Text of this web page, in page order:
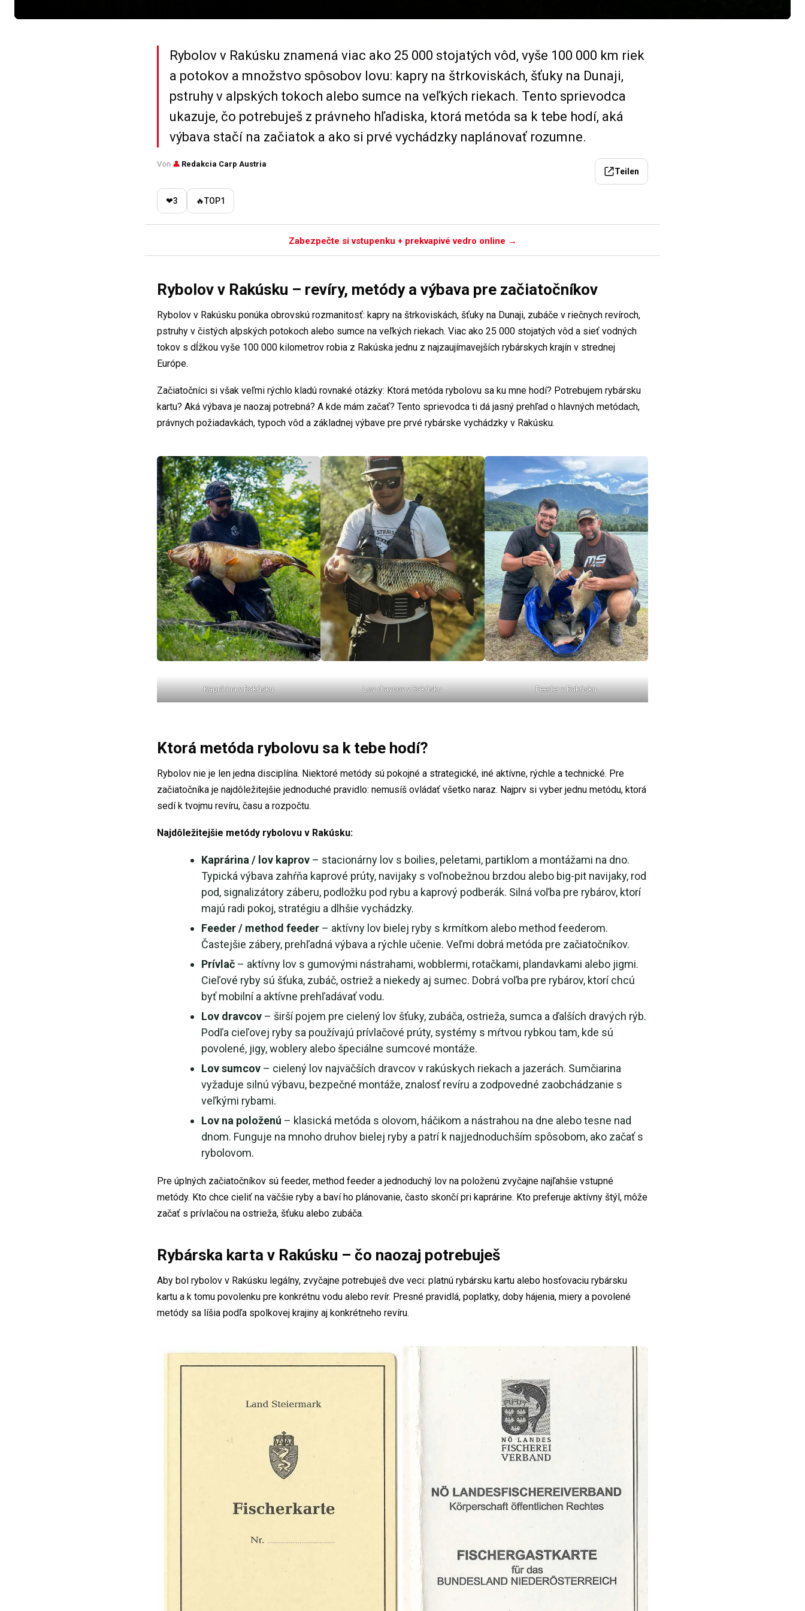
Rybolov v Rakúsku znamená viac ako 25 000 stojatých vôd, vyše 100 000 km riek
a potokov a množstvo spôsobov lovu: kapry na štrkoviskách, šťuky na Dunaji,
pstruhy v alpských tokoch alebo sumce na veľkých riekach. Tento sprievodca
ukazuje, čo potrebuješ z právneho hľadiska, ktorá metóda sa k tebe hodí, aká
výbava stačí na začiatok a ako si prvé vychádzky naplánovať rozumne.
Von 👤 Redakcia Carp Austria
Teilen
❤3 🔥TOP1
Zabezpečte si vstupenku + prekvapivé vedro online →
Rybolov v Rakúsku – revíry, metódy a výbava pre začiatočníkov
Rybolov v Rakúsku ponúka obrovskú rozmanitosť: kapry na štrkoviskách, šťuky na Dunaji, zubáče v riečnych revíroch,
pstruhy v čistých alpských potokoch alebo sumce na veľkých riekach. Viac ako 25 000 stojatých vôd a sieť vodných
tokov s dĺžkou vyše 100 000 kilometrov robia z Rakúska jednu z najzaujímavejších rybárskych krajín v strednej
Európe.
Začiatočníci si však veľmi rýchlo kladú rovnaké otázky: Ktorá metóda rybolovu sa ku mne hodí? Potrebujem rybársku
kartu? Aká výbava je naozaj potrebná? A kde mám začať? Tento sprievodca ti dá jasný prehľad o hlavných metódach,
právnych požiadavkách, typoch vôd a základnej výbave pre prvé rybárske vychádzky v Rakúsku.
Kaprárina v Rakúsku Lov dravcov v Rakúsku Feeder v Rakúsku
Ktorá metóda rybolovu sa k tebe hodí?
Rybolov nie je len jedna disciplína. Niektoré metódy sú pokojné a strategické, iné aktívne, rýchle a technické. Pre
začiatočníka je najdôležitejšie jednoduché pravidlo: nemusíš ovládať všetko naraz. Najprv si vyber jednu metódu, ktorá
sedí k tvojmu revíru, času a rozpočtu.
Najdôležitejšie metódy rybolovu v Rakúsku:
Kaprárina / lov kaprov – stacionárny lov s boilies, peletami, partiklom a montážami na dno.
Typická výbava zahŕňa kaprové prúty, navijaky s voľnobežnou brzdou alebo big-pit navijaky, rod
pod, signalizátory záberu, podložku pod rybu a kaprový podberák. Silná voľba pre rybárov, ktorí
majú radi pokoj, stratégiu a dlhšie vychádzky.
Feeder / method feeder – aktívny lov bielej ryby s krmítkom alebo method feederom.
Častejšie zábery, prehľadná výbava a rýchle učenie. Veľmi dobrá metóda pre začiatočníkov.
Prívlač – aktívny lov s gumovými nástrahami, wobblermi, rotačkami, plandavkami alebo jigmi.
Cieľové ryby sú šťuka, zubáč, ostriež a niekedy aj sumec. Dobrá voľba pre rybárov, ktorí chcú
byť mobilní a aktívne prehľadávať vodu.
Lov dravcov – širší pojem pre cielený lov šťuky, zubáča, ostrieža, sumca a ďalších dravých rýb.
Podľa cieľovej ryby sa používajú prívlačové prúty, systémy s mŕtvou rybkou tam, kde sú
povolené, jigy, woblery alebo špeciálne sumcové montáže.
Lov sumcov – cielený lov najväčších dravcov v rakúskych riekach a jazerách. Sumčiarina
vyžaduje silnú výbavu, bezpečné montáže, znalosť revíru a zodpovedné zaobchádzanie s
veľkými rybami.
Lov na položenú – klasická metóda s olovom, háčikom a nástrahou na dne alebo tesne nad
dnom. Funguje na mnoho druhov bielej ryby a patrí k najjednoduchším spôsobom, ako začať s
rybolovom.
Pre úplných začiatočníkov sú feeder, method feeder a jednoduchý lov na položenú zvyčajne najľahšie vstupné
metódy. Kto chce cieliť na väčšie ryby a baví ho plánovanie, často skončí pri kaprárine. Kto preferuje aktívny štýl, môže
začať s prívlačou na ostrieža, šťuku alebo zubáča.
Rybárska karta v Rakúsku – čo naozaj potrebuješ
Aby bol rybolov v Rakúsku legálny, zvyčajne potrebuješ dve veci: platnú rybársku kartu alebo hosťovaciu rybársku
kartu a k tomu povolenku pre konkrétnu vodu alebo revír. Presné pravidlá, poplatky, doby hájenia, miery a povolené
metódy sa líšia podľa spolkovej krajiny aj konkrétneho revíru.